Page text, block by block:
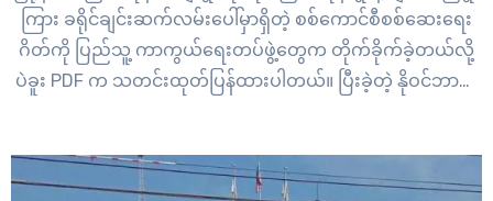
ကြား ခရိုင်ချင်းဆက်လမ်းပေါ်မှာရှိတဲ့ စစ်ကောင်စီစစ်ဆေးရေး
ဂိတ်ကို ပြည်သူ့ ကာကွယ်ရေးတပ်ဖွဲ့တွေက တိုက်ခိုက်ခဲ့တယ်လို့
ပဲခူး PDF က သတင်းထုတ်ပြန်ထားပါတယ်။ ပြီးခဲ့တဲ့ နိုဝင်ဘာလ
တပ်ဖွဲ့ဝင် ၂ ဦးထိခိုက်ဒဏ်ရာရရှိခဲ့တယ် လို့…